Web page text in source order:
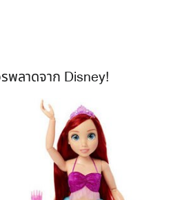
พลาดจาก Disney!